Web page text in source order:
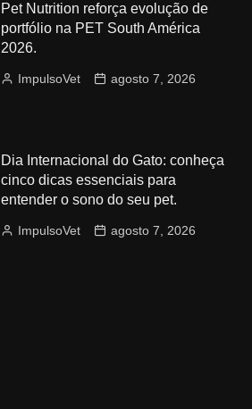
Pet Nutrition reforça evolução de
portfólio na PET South América
2026.
ImpulsoVet agosto 7, 2026
Dia Internacional do Gato: conheça
cinco dicas essenciais para
entender o sono do seu pet.
ImpulsoVet agosto 7, 2026